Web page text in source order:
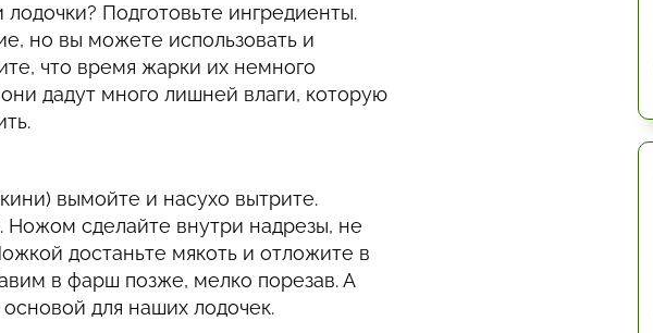
лодочки? Подготовьте ингредиенты.
но вы можете использовать и
что время жарки их немного
они дадут много лишней влаги, которую
вымойте и насухо вытрите.
Ножом сделайте внутри надрезы, не
достаньте мякоть и отложите в
в фарш позже, мелко порезав. А
для наших лодочек.